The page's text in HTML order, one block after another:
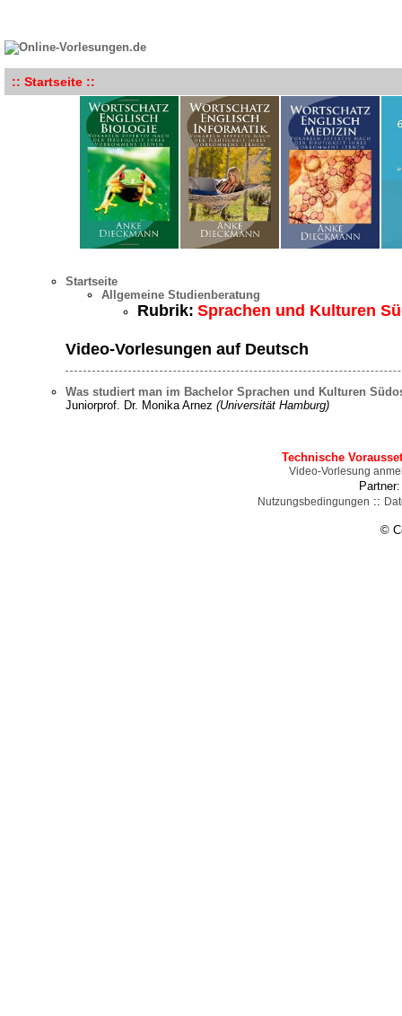
:: Startseite ::
Startseite
Allgemeine Studienberatung
Rubrik: Sprachen und Kulturen
Video-Vorlesungen auf Deutsch
Was studiert man im Bachelor Sprachen und Kulturen
Juniorprof. Dr. Monika Arnez (Universität Hamburg)
Technische
Video-Vorlesung
Nutzungsbedingungen ::
©